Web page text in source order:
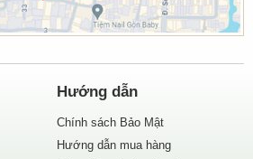
Hướng dẫn
Chính sách Bảo Mật
Hướng dẫn mua hàng